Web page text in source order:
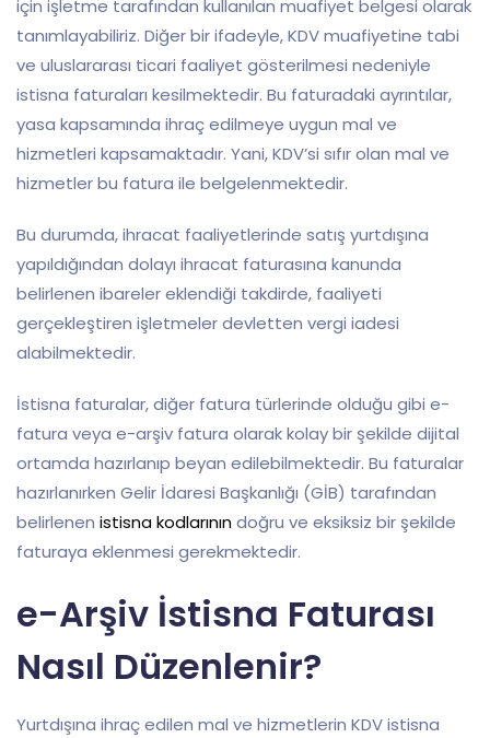
için işletme tarafından kullanılan muafiyet belgesi olarak
tanımlayabiliriz. Diğer bir ifadeyle, KDV muafiyetine tabi
ve uluslararası ticari faaliyet gösterilmesi nedeniyle
istisna faturaları kesilmektedir. Bu faturadaki ayrıntılar,
yasa kapsamında ihraç edilmeye uygun mal ve
hizmetleri kapsamaktadır. Yani, KDV’si sıfır olan mal ve
hizmetler bu fatura ile belgelenmektedir.
Bu durumda, ihracat faaliyetlerinde satış yurtdışına
yapıldığından dolayı ihracat faturasına kanunda
belirlenen ibareler eklendiği takdirde, faaliyeti
gerçekleştiren işletmeler devletten vergi iadesi
alabilmektedir.
İstisna faturalar, diğer fatura türlerinde olduğu gibi e-
fatura veya e-arşiv fatura olarak kolay bir şekilde dijital
ortamda hazırlanıp beyan edilebilmektedir. Bu faturalar
hazırlanırken Gelir İdaresi Başkanlığı (GİB) tarafından
belirlenen istisna kodlarınındoğru ve eksiksiz bir şekilde
faturaya eklenmesi gerekmektedir.
e-Arşiv İstisna Faturası
Nasıl Düzenlenir?
Yurtdışına ihraç edilen mal ve hizmetlerin KDV istisna